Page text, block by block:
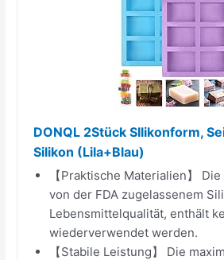
DONQL 2Stück SIlikonform,
Silikon (Lila+Blau)
【Praktische Materialien】
von der FDA zugelassenem
Lebensmittelqualität, enthält
wiederverwendet werden.
【Stabile Leistung】 Die